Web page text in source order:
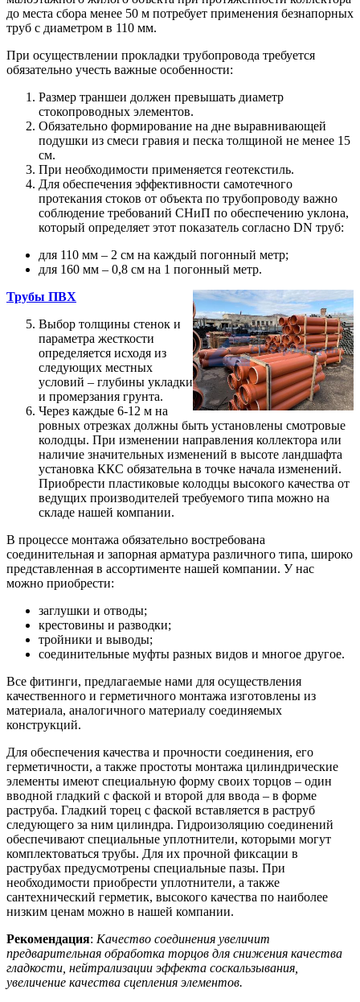
до места сбора менее 50 м потребует применения безнапорных
труб с диаметром в 110 мм.
При осуществлении прокладки трубопровода требуется
обязательно учесть важные особенности:
Размер траншеи должен превышать диаметр
стокопроводных элементов.
Обязательно формирование на дне выравнивающей
подушки из смеси гравия и песка толщиной не менее 15
см.
При необходимости применяется геотекстиль.
Для обеспечения эффективности самотечного
протекания стоков от объекта по трубопроводу важно
соблюдение требований СНиП по обеспечению уклона,
который определяет этот показатель согласно DN труб:
для 110 мм – 2 см на каждый погонный метр;
для 160 мм – 0,8 см на 1 погонный метр.
Трубы ПВХ
Выбор толщины стенок и
параметра жесткости
определяется исходя из
следующих местных
условий – глубины укладки
и промерзания грунта.
Через каждые 6-12 м на
ровных отрезках должны быть установлены смотровые
колодцы. При изменении направления коллектора или
наличие значительных изменений в высоте ландшафта
установка ККС обязательна в точке начала изменений.
Приобрести пластиковые колодцы высокого качества от
ведущих производителей требуемого типа можно на
складе нашей компании.
В процессе монтажа обязательно востребована
соединительная и запорная арматура различного типа, широко
представленная в ассортименте нашей компании. У нас
можно приобрести:
заглушки и отводы;
крестовины и разводки;
тройники и выводы;
соединительные муфты разных видов и многое другое.
Все фитинги, предлагаемые нами для осуществления
качественного и герметичного монтажа изготовлены из
материала, аналогичного материалу соединяемых
конструкций.
Для обеспечения качества и прочности соединения, его
герметичности, а также простоты монтажа цилиндрические
элементы имеют специальную форму своих торцов – один
вводной гладкий с фаской и второй для ввода – в форме
раструба. Гладкий торец с фаской вставляется в раструб
следующего за ним цилиндра. Гидроизоляцию соединений
обеспечивают специальные уплотнители, которыми могут
комплектоваться трубы. Для их прочной фиксации в
раструбах предусмотрены специальные пазы. При
необходимости приобрести уплотнители, а также
сантехнический герметик, высокого качества по наиболее
низким ценам можно в нашей компании.
Рекомендация: Качество соединения увеличит
предварительная обработка торцов для снижения качества
гладкости, нейтрализации эффекта соскальзывания,
увеличение качества сцепления элементов.